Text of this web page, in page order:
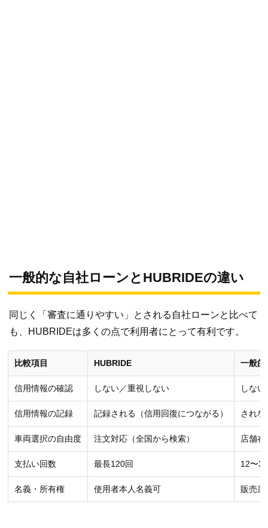
一般的な自社ローンとHUBRIDEの違い
同じく「審査に通りやすい」とされる自社ローンと比べて
も、HUBRIDEは多くの点で利用者にとって有利です。
比較項目 HUBRIDE 一般的
信用情報の確認 しない／重視しない しない
信用情報の記録 記録される（信用回復につながる） されな
車両選択の自由度 注文対応（全国から検索） 店舗
支払い回数 最長120回 12〜
名義・所有権 使用者本人名義可 販売店